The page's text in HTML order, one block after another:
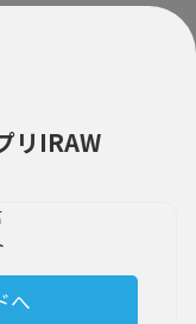
リIRAW
へ